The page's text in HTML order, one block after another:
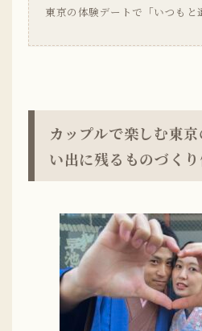
東京の体験デートで「いつもと
カップルで楽しむ東
い出に残るものづく